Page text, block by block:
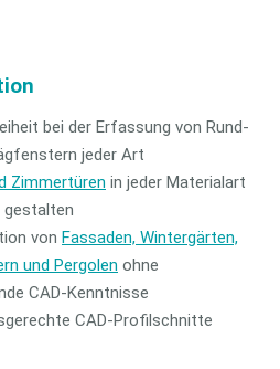
bei der Erfassung von Rund-
jeder Art
Zimmertüren in jeder Materialart
gestalten
von Fassaden, Wintergärten,
und Pergolen ohne
CAD-Kenntnisse
CAD-Profilschnitte